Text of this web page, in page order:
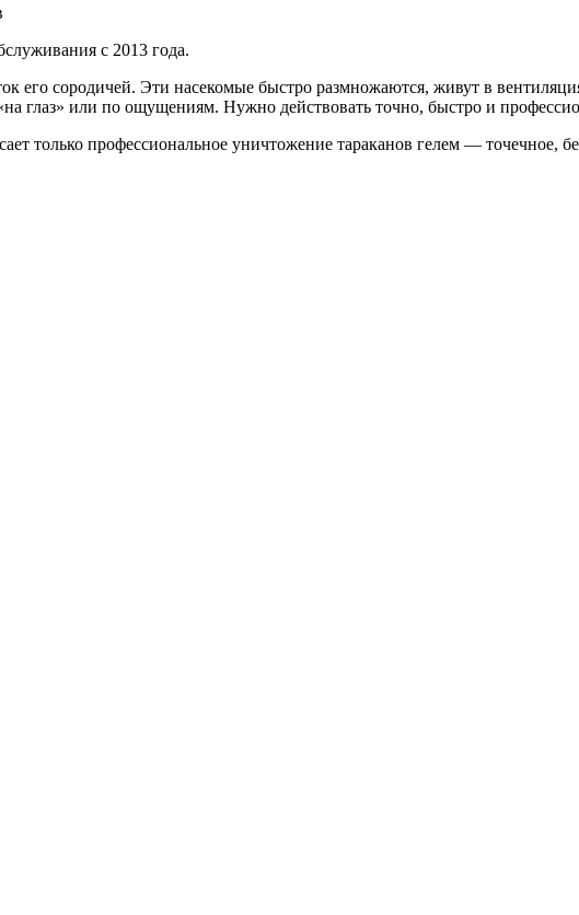
с 2013 года.
его сородичей. Эти насекомые быстро размножаются, живут в
глаз» или по ощущениям. Нужно действовать точно, быстро и
только профессиональное уничтожение тараканов гелем — точечное,